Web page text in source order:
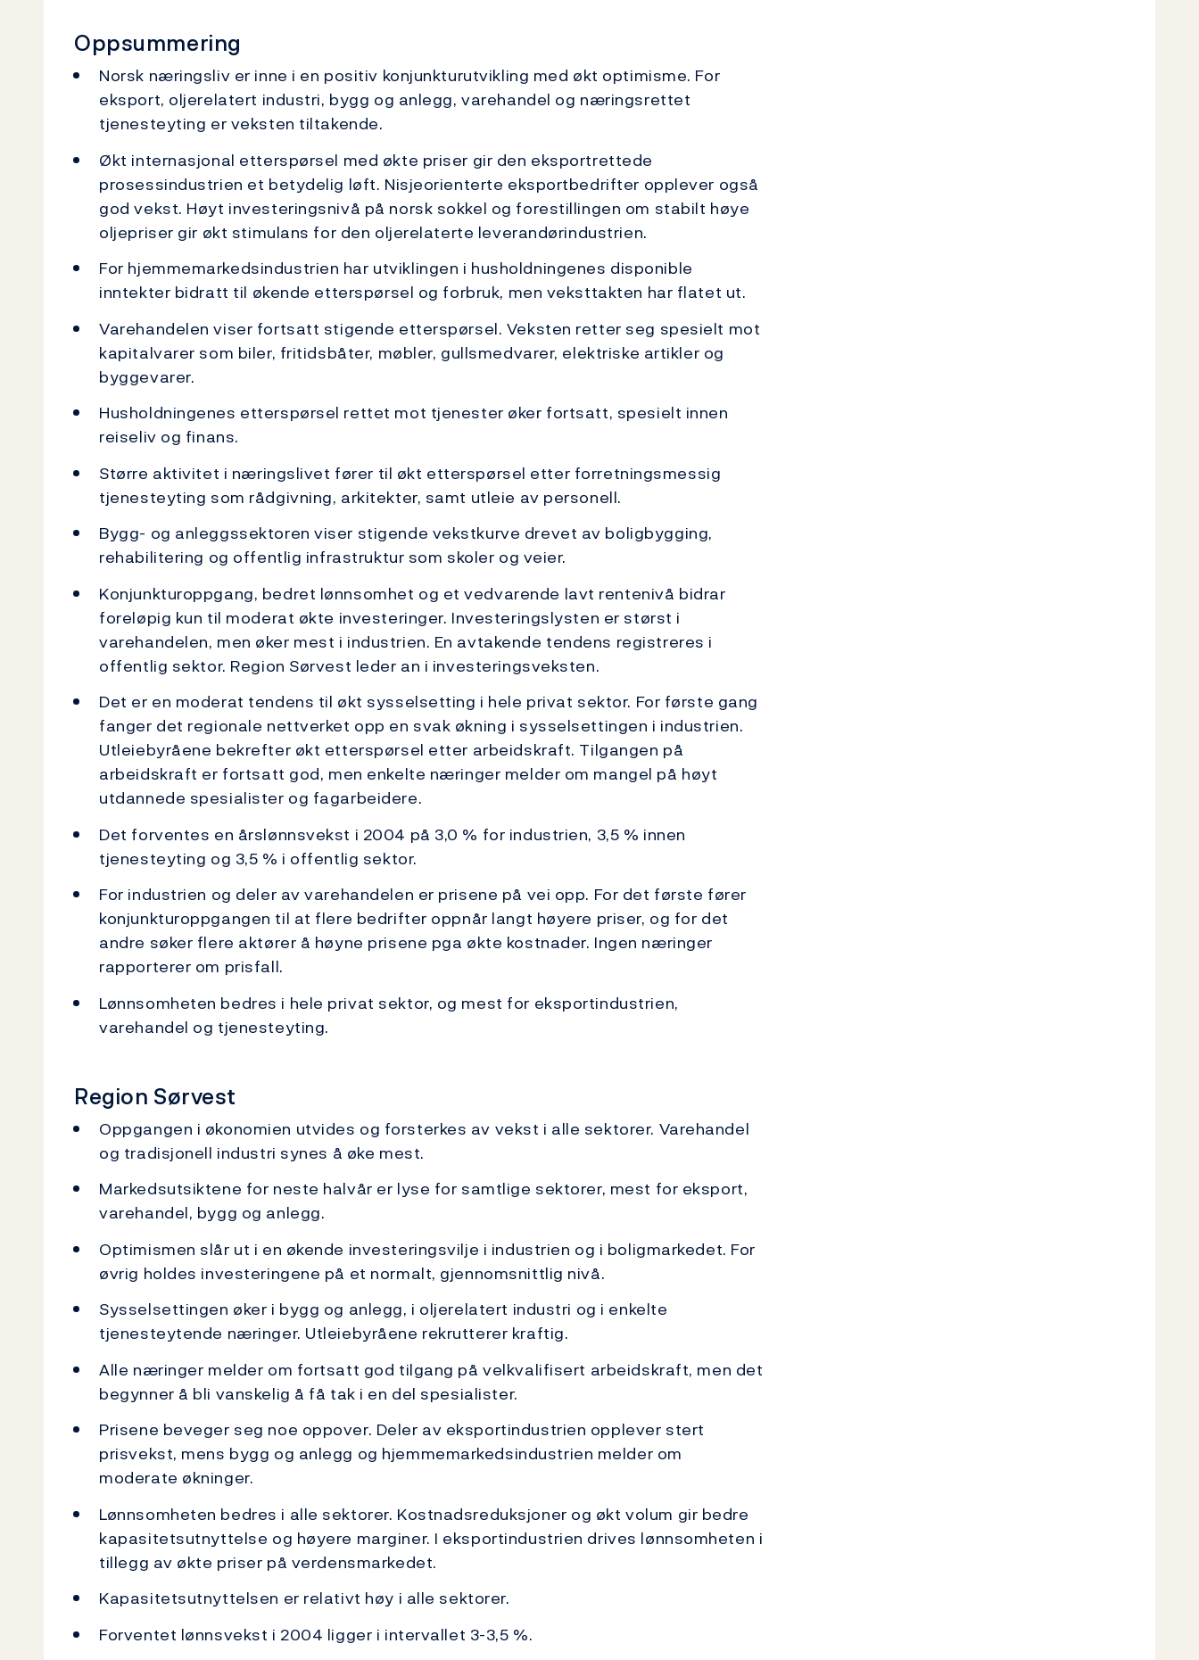
Oppsummering
Norsk næringsliv er inne i en positiv konjunkturutvikling med økt optimisme. For
eksport, oljerelatert industri, bygg og anlegg, varehandel og næringsrettet
tjenesteyting er veksten tiltakende.
Økt internasjonal etterspørsel med økte priser gir den eksportrettede
prosessindustrien et betydelig løft. Nisjeorienterte eksportbedrifter opplever også
god vekst. Høyt investeringsnivå på norsk sokkel og forestillingen om stabilt høye
oljepriser gir økt stimulans for den oljerelaterte leverandørindustrien.
For hjemmemarkedsindustrien har utviklingen i husholdningenes disponible
inntekter bidratt til økende etterspørsel og forbruk, men veksttakten har flatet ut.
Varehandelen viser fortsatt stigende etterspørsel. Veksten retter seg spesielt mot
kapitalvarer som biler, fritidsbåter, møbler, gullsmedvarer, elektriske artikler og
byggevarer.
Husholdningenes etterspørsel rettet mot tjenester øker fortsatt, spesielt innen
reiseliv og finans.
Større aktivitet i næringslivet fører til økt etterspørsel etter forretningsmessig
tjenesteyting som rådgivning, arkitekter, samt utleie av personell.
Bygg- og anleggssektoren viser stigende vekstkurve drevet av boligbygging,
rehabilitering og offentlig infrastruktur som skoler og veier.
Konjunkturoppgang, bedret lønnsomhet og et vedvarende lavt rentenivå bidrar
foreløpig kun til moderat økte investeringer. Investeringslysten er størst i
varehandelen, men øker mest i industrien. En avtakende tendens registreres i
offentlig sektor. Region Sørvest leder an i investeringsveksten.
Det er en moderat tendens til økt sysselsetting i hele privat sektor. For første gang
fanger det regionale nettverket opp en svak økning i sysselsettingen i industrien.
Utleiebyråene bekrefter økt etterspørsel etter arbeidskraft. Tilgangen på
arbeidskraft er fortsatt god, men enkelte næringer melder om mangel på høyt
utdannede spesialister og fagarbeidere.
Det forventes en årslønnsvekst i 2004 på 3,0 % for industrien, 3,5 % innen
tjenesteyting og 3,5 % i offentlig sektor.
For industrien og deler av varehandelen er prisene på vei opp. For det første fører
konjunkturoppgangen til at flere bedrifter oppnår langt høyere priser, og for det
andre søker flere aktører å høyne prisene pga økte kostnader. Ingen næringer
rapporterer om prisfall.
Lønnsomheten bedres i hele privat sektor, og mest for eksportindustrien,
varehandel og tjenesteyting.
Region Sørvest
Oppgangen i økonomien utvides og forsterkes av vekst i alle sektorer. Varehandel
og tradisjonell industri synes å øke mest.
Markedsutsiktene for neste halvår er lyse for samtlige sektorer, mest for eksport,
varehandel, bygg og anlegg.
Optimismen slår ut i en økende investeringsvilje i industrien og i boligmarkedet. For
øvrig holdes investeringene på et normalt, gjennomsnittlig nivå.
Sysselsettingen øker i bygg og anlegg, i oljerelatert industri og i enkelte
tjenesteytende næringer. Utleiebyråene rekrutterer kraftig.
Alle næringer melder om fortsatt god tilgang på velkvalifisert arbeidskraft, men det
begynner å bli vanskelig å få tak i en del spesialister.
Prisene beveger seg noe oppover. Deler av eksportindustrien opplever stert
prisvekst, mens bygg og anlegg og hjemmemarkedsindustrien melder om
moderate økninger.
Lønnsomheten bedres i alle sektorer. Kostnadsreduksjoner og økt volum gir bedre
kapasitetsutnyttelse og høyere marginer. I eksportindustrien drives lønnsomheten i
tillegg av økte priser på verdensmarkedet.
Kapasitetsutnyttelsen er relativt høy i alle sektorer.
Forventet lønnsvekst i 2004 ligger i intervallet 3-3,5 %.